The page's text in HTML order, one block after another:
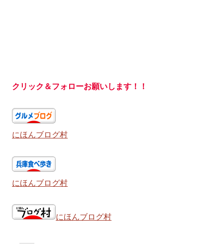
クリック＆フォローお願いします！！
にほんブログ村
にほんブログ村
にほんブログ村